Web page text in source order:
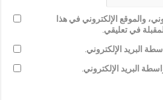
والموقع الإلكتروني في هذا
في تعليقي.
البريد الإلكتروني.
البريد الإلكتروني.